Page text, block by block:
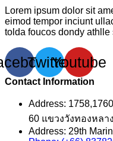
Lorem ipsum dolor sit
eimod tempor inciunt
tolda foucos dondy athlle
TwitterYoutube
Contact Information
Address:
60 แขวงวังทองหลา
Address: 29th